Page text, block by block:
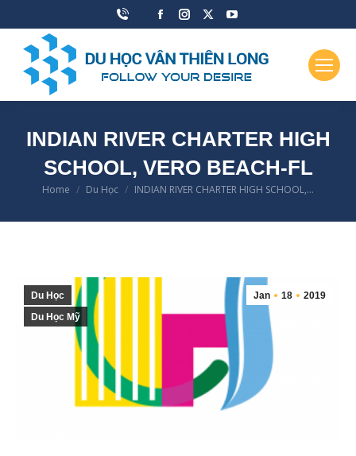
Facebook
opens
in
Instagram
opens
in
opens
in
YouTube
opens
in
INDIAN RIVER CHARTER HIGH
SCHOOL, VERO BEACH-FL
You are here:
Home Du Học INDIAN RIVER CHARTER HIGH SCHOOL,…
Jan 18 2019
Du Học
Du Học Mỹ